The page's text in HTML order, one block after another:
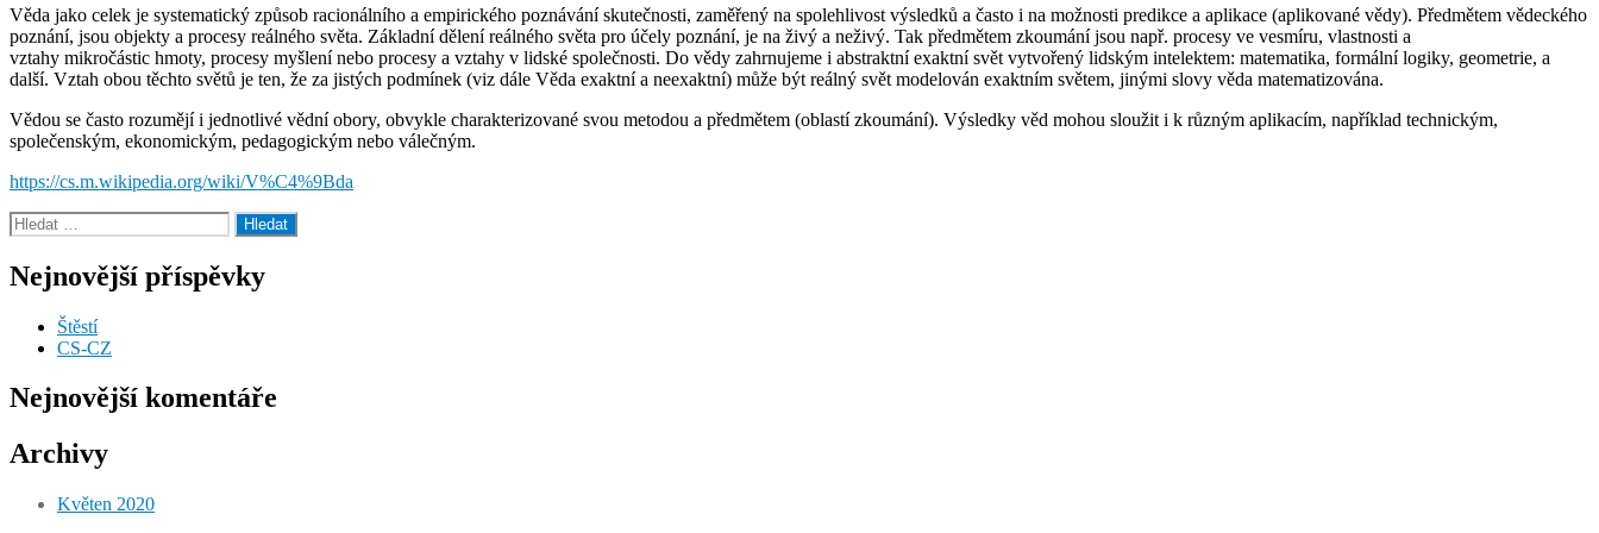
Věda jako celek je systematický způsob racionálního a empirického poznávání skutečnosti, zaměřený na spolehlivost výsledků a často i na možnosti predikce a aplikace (aplikované vědy). Předmětem vědeckého
poznání, jsou objekty a procesy reálného světa. Základní dělení reálného světa pro účely poznání, je na živý a neživý. Tak předmětem zkoumání jsou např. procesy ve vesmíru, vlastnosti a
vztahy mikročástic hmoty, procesy myšlení nebo procesy a vztahy v lidské společnosti. Do vědy zahrnujeme i abstraktní exaktní svět vytvořený lidským intelektem: matematika, formální logiky, geometrie, a
další. Vztah obou těchto světů je ten, že za jistých podmínek (viz dále Věda exaktní a neexaktní) může být reálný svět modelován exaktním světem, jinými slovy věda matematizována.
Vědou se často rozumějí i jednotlivé vědní obory, obvykle charakterizované svou metodou a předmětem (oblastí zkoumání). Výsledky věd mohou sloužit i k různým aplikacím, například technickým,
společenským, ekonomickým, pedagogickým nebo válečným.
https://cs.m.wikipedia.org/wiki/V%C4%9Bda
Výsledky
vyhledávání:
Nejnovější příspěvky
Štěstí
CS-CZ
Nejnovější komentáře
Archivy
Květen 2020